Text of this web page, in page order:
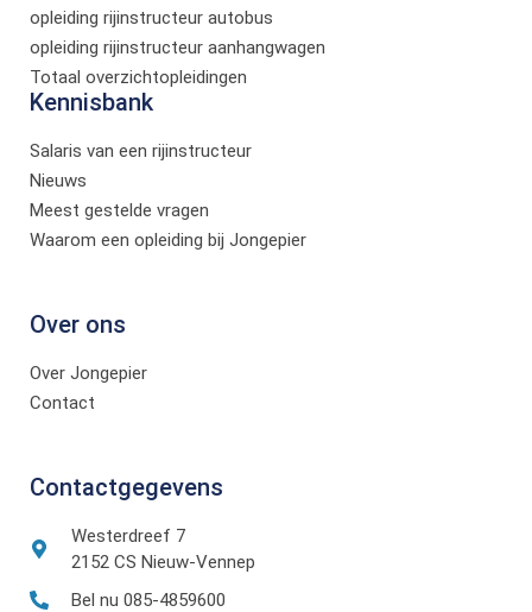
opleiding rijinstructeur autobus
opleiding rijinstructeur aanhangwagen
Totaal overzichtopleidingen
Kennisbank
Salaris van een rijinstructeur
Nieuws
Meest gestelde vragen
Waarom een opleiding bij Jongepier
Over ons
Over Jongepier
Contact
Contactgegevens
Westerdreef 7
2152 CS Nieuw-Vennep
Bel nu 085-4859600